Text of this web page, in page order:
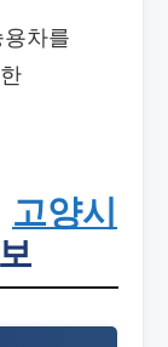
차를
고양시